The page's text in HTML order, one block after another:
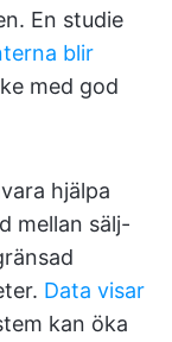
En studie
blir
med god
hjälpa
mellan sälj-
Data visar
kan öka